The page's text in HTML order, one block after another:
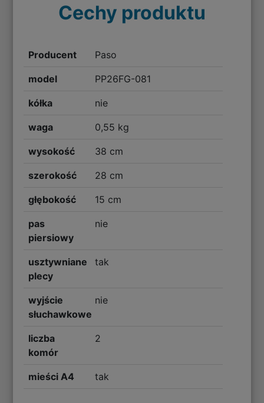
Cechy produktu
Producent Paso
model PP26FG-081
kółka nie
waga 0,55 kg
wysokość 38 cm
szerokość 28 cm
głębokość 15 cm
pas
piersiowy
nie
usztywniane
plecy
tak
wyjście
słuchawkowe
nie
liczba
komór
2
mieści A4 tak